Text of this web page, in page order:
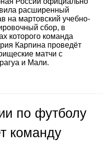
расширенный
на мартовский учебно-
сбор, в
которого команда
Карпина проведёт
матчи с
и Мали.
по футболу
команду